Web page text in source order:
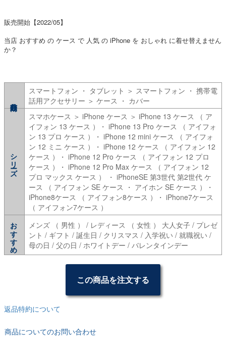
販売開始【2022/05】
当店 おすすめ の ケース で 人気 の iPhone を おしゃれ に着せ替えません
か？
スマートフォン ・ タブレット ＞ スマートフォン ・ 携帯電
話用アクセサリー ＞ ケース ・ カバー
シリーズ
スマホケース ＞ iPhone ケース ＞ iPhone 13 ケース （ ア
イフォン 13 ケース ）・ iPhone 13 Pro ケース （ アイフォ
ン 13 プロ ケース ）・ iPhone 12 mini ケース （ アイフォ
ン 12 ミニ ケース ）・ iPhone 12 ケース （ アイフォン 12
ケース ）・ iPhone 12 Pro ケース （ アイフォン 12 プロ
ケース ）・ iPhone 12 Pro Max ケース （ アイフォン 12
プロ マックス ケース ） ・ iPhoneSE 第3世代 第2世代 ケ
ース （ アイフォン SE ケース ・ アイホン SE ケース ）・
iPhone8ケース （ アイフォン8ケース ）・ iPhone7ケース
（ アイフォン7ケース ）
おすすめ
メンズ （ 男性 ） / レディース （ 女性 ） 大人女子 / プレゼ
ント / ギフト / 誕生日 / クリスマス / 入学祝い / 就職祝い /
母の日 / 父の日 / ホワイトデー / バレンタインデー
この商品を注文する
返品特約について
商品についてのお問い合わせ